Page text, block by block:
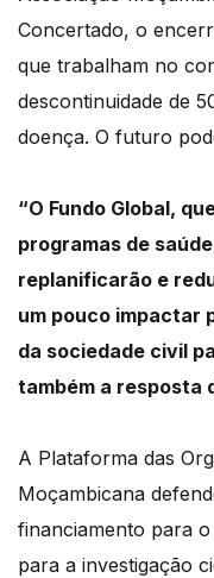
Concertado, o
que trabalham no
descontinuidade de
doença. O futuro
“O Fundo Global,
programas de
replanificarão e
um pouco impactar
da sociedade civil
também a resposta
A Plataforma das
Moçambicana
financiamento para
para a investigação